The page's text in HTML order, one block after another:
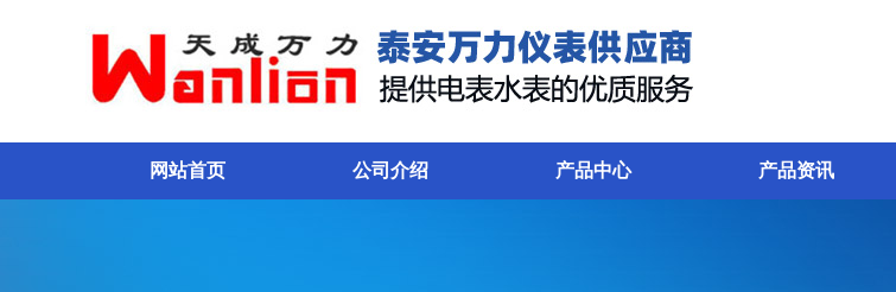
网站首页 公司介绍 产品中心 产品资讯